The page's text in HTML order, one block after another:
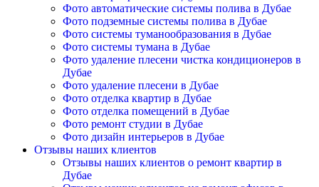
Фото автоматические системы полива в Дубае
Фото подземные системы полива в Дубае
Фото системы туманообразования в Дубае
Фото системы тумана в Дубае
Фото удаление плесени чистка кондиционеров в
Дубае
Фото удаление плесени в Дубае
Фото отделка квартир в Дубае
Фото отделка помещений в Дубае
Фото ремонт студии в Дубае
Фото дизайн интерьеров в Дубае
Отзывы наших клиентов
Отзывы наших клиентов о ремонт квартир в
Дубае